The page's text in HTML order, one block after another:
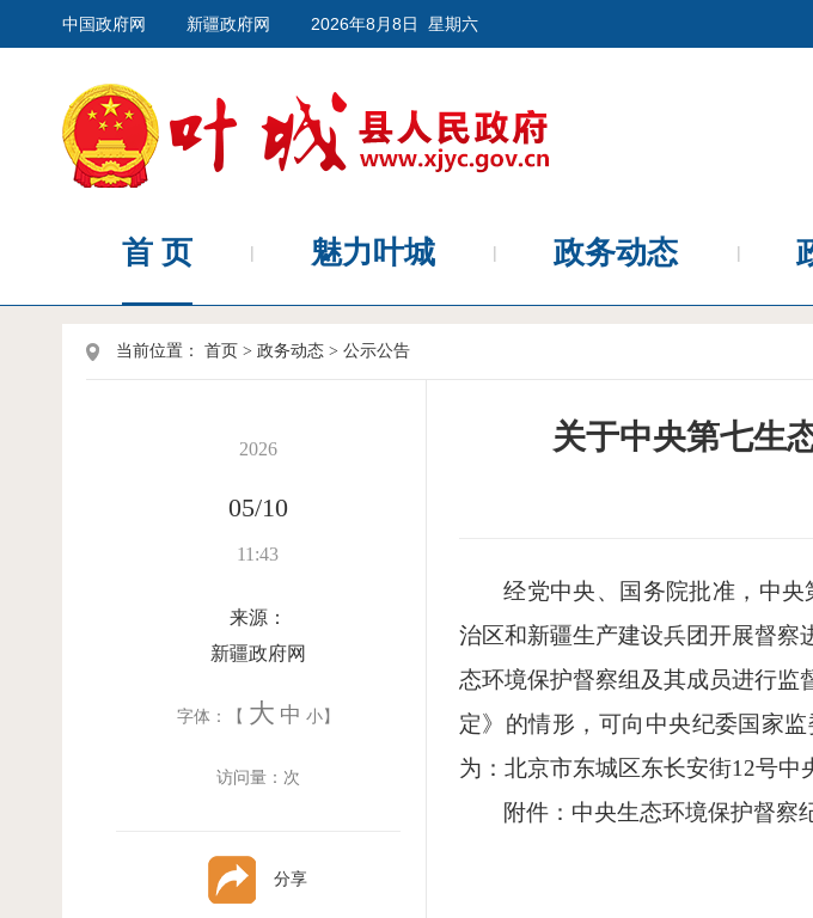
中国政府网 新疆政府网 2026年8月8日 星期六
首 页 魅力叶城 政务动态
当前位置： 首页 > 政务动态 > 公示公告
2026
05/10
11:43
来源：
新疆政府网
字体：【 大 中 小】
访问量： 次
分享
关于中央第七生
经党中央、国务院批准，中央
治区和新疆生产建设兵团开展督察
态环境保护督察组及其成员进行
定》的情形，可向中央纪委国家
为：北京市东城区东长安街12号中
附件：中央生态环境保护督察